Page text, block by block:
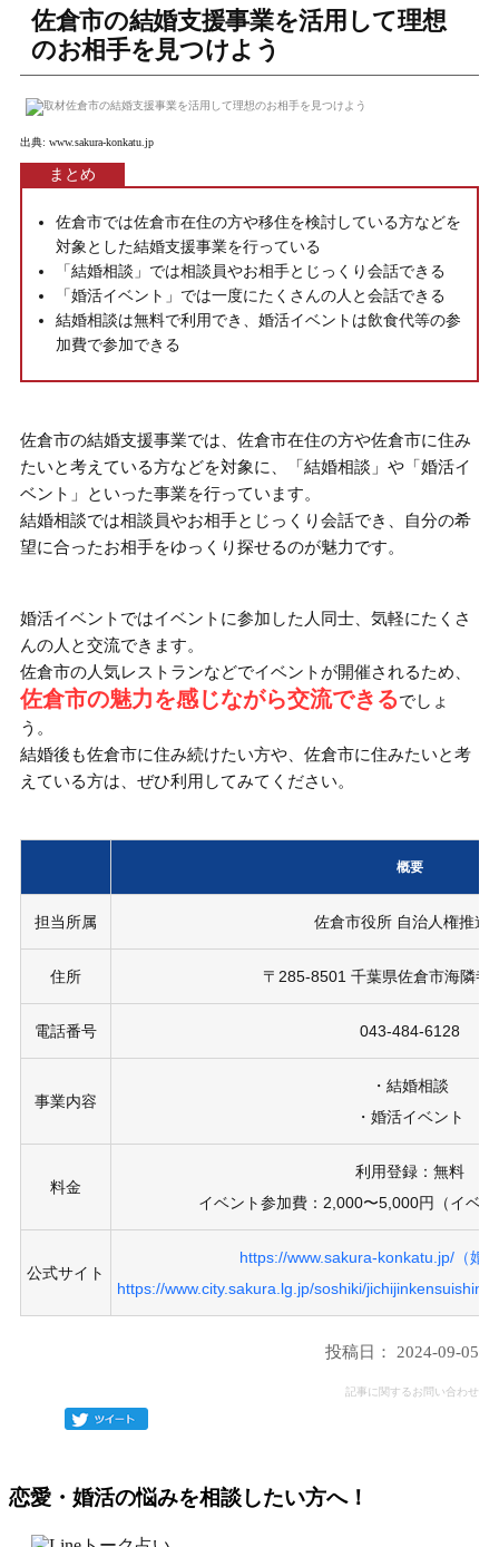
佐倉市の結婚支援事業を活用して理想
のお相手を見つけよう
出典: www.sakura-konkatu.jp
まとめ
佐倉市では佐倉市在住の方や移住を検討している方などを
対象とした結婚支援事業を行っている
「結婚相談」では相談員やお相手とじっくり会話できる
「婚活イベント」では一度にたくさんの人と会話できる
結婚相談は無料で利用でき、婚活イベントは飲食代等の参
加費で参加できる
佐倉市の結婚支援事業では、佐倉市在住の方や佐倉市に住み
たいと考えている方などを対象に、「結婚相談」や「婚活イ
ベント」といった事業を行っています。
結婚相談では相談員やお相手とじっくり会話でき、
自分の希
望に合ったお相手をゆっくり探せるのが魅力です。
婚活イベントではイベントに参加した人同士、気軽にたくさ
んの人と交流できます。
佐倉市の人気レストランなどでイベントが開催されるため、
佐倉市の魅力を感じながら交流できるでしょ
う。
結婚後も佐倉市に住み続けたい方や、佐倉市に住みたいと考
えている方は、ぜひ利用してみてください。
概要
担当所属 佐倉市役所 自治人権推進
住所 〒285-8501 千葉県佐倉市海隣寺
電話番号 043-484-6128
事業内容
・結婚相談
・婚活イベント
料金
利用登録：無料
イベント参加費：2,000〜5,000円（イベ
公式サイト
https://www.sakura-konkatu.jp/（婚
https://www.city.sakura.lg.jp/soshiki/
投稿日： 2024-09-05
記事に関するお問い合わせ
恋愛・婚活の悩みを相談したい方へ！